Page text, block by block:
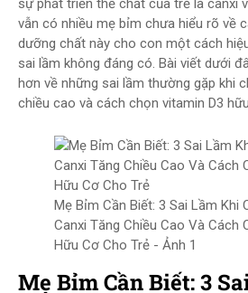
sự phát triển thể chất của trẻ là canxi
vẫn có nhiều mẹ bỉm chưa hiểu rõ về
dưỡng chất này cho con một cách
sai lầm không đáng có. Bài viết dưới
hơn về những sai lầm thường gặp khi
chiều cao và cách chọn vitamin D3
Mẹ Bỉm Cần Biết: 3 Sai Lầm Khi
Canxi Tăng Chiều Cao Và Cách
Hữu Cơ Cho Trẻ - Ảnh 1
Mẹ Bỉm Cần Biết: 3